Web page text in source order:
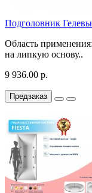
Подголовник
Область
на липкую основу..
9 936.00 р.
Предзаказ